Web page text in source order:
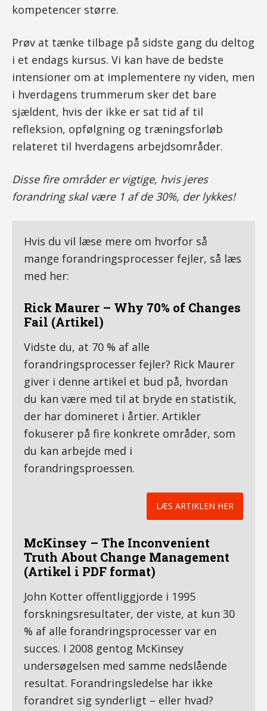
kompetencer større.
Prøv at tænke tilbage på sidste gang du deltog
i et endags kursus. Vi kan have de bedste
intensioner om at implementere ny viden, men
i hverdagens trummerum sker det bare
sjældent, hvis der ikke er sat tid af til
refleksion, opfølgning og træningsforløb
relateret til hverdagens arbejdsområder.
Disse fire områder er vigtige, hvis jeres
forandring skal være 1 af de 30%, der lykkes!
Hvis du vil læse mere om hvorfor så
mange forandringsprocesser fejler, så læs
med her:
Rick Maurer – Why 70% of Changes
Fail (Artikel)
Vidste du, at 70 % af alle
forandringsprocesser fejler? Rick Maurer
giver i denne artikel et bud på, hvordan
du kan være med til at bryde en statistik,
der har domineret i årtier. Artikler
fokuserer på fire konkrete områder, som
du kan arbejde med i
forandringsproessen.
LÆS ARTIKLEN HER
McKinsey – The Inconvenient
Truth About Change Management
(Artikel i PDF format)
John Kotter offentliggjorde i 1995
forskningsresultater, der viste, at kun 30
% af alle forandringsprocesser var en
succes. I 2008 gentog McKinsey
undersøgelsen med samme nedslående
resultat. Forandringsledelse har ikke
forandret sig synderligt – eller hvad?